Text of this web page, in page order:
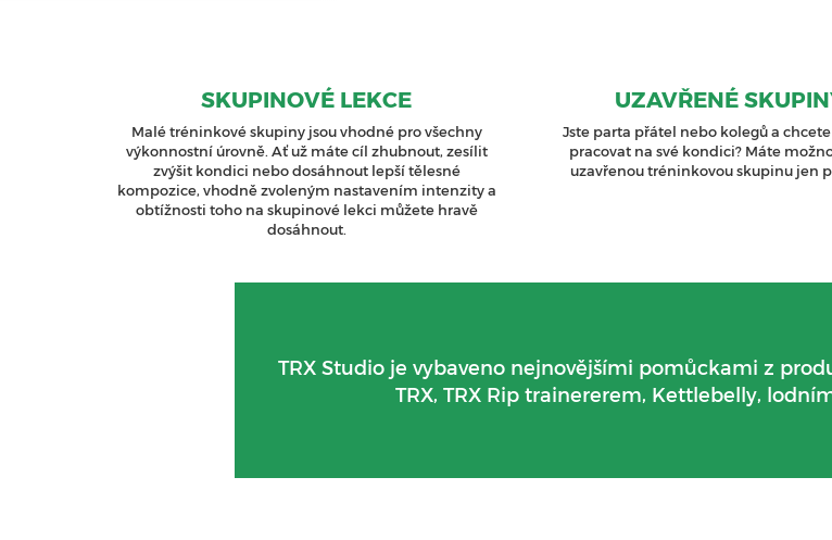
SKUPINOVÉ LEKCE
Malé tréninkové skupiny jsou vhodné pro všechny
výkonnostní úrovně. Ať už máte cíl zhubnout, zesílit
zvýšit kondici nebo dosáhnout lepší tělesné
kompozice, vhodně zvoleným nastavením intenzity a
obtížnosti toho na skupinové lekci můžete hravě
dosáhnout.
UZAVŘENÉ
Jste parta přátel nebo kolegů a
pracovat na své kondici? Máte
uzavřenou tréninkovou skupinu jen
TRX Studio je vybaveno nejnovějšími pomůckami z
TRX, TRX Rip trainererem, Kettlebelly,